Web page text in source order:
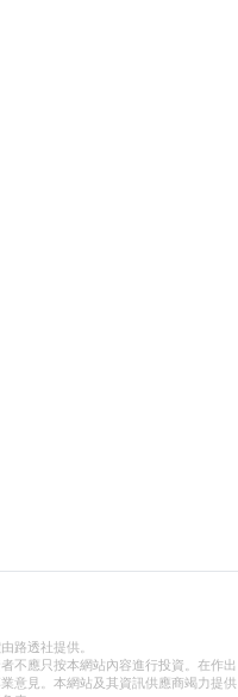
路透社提供。
不應只按本網站內容進行投資。在作出
意見。本網站及其資訊供應商竭力提供